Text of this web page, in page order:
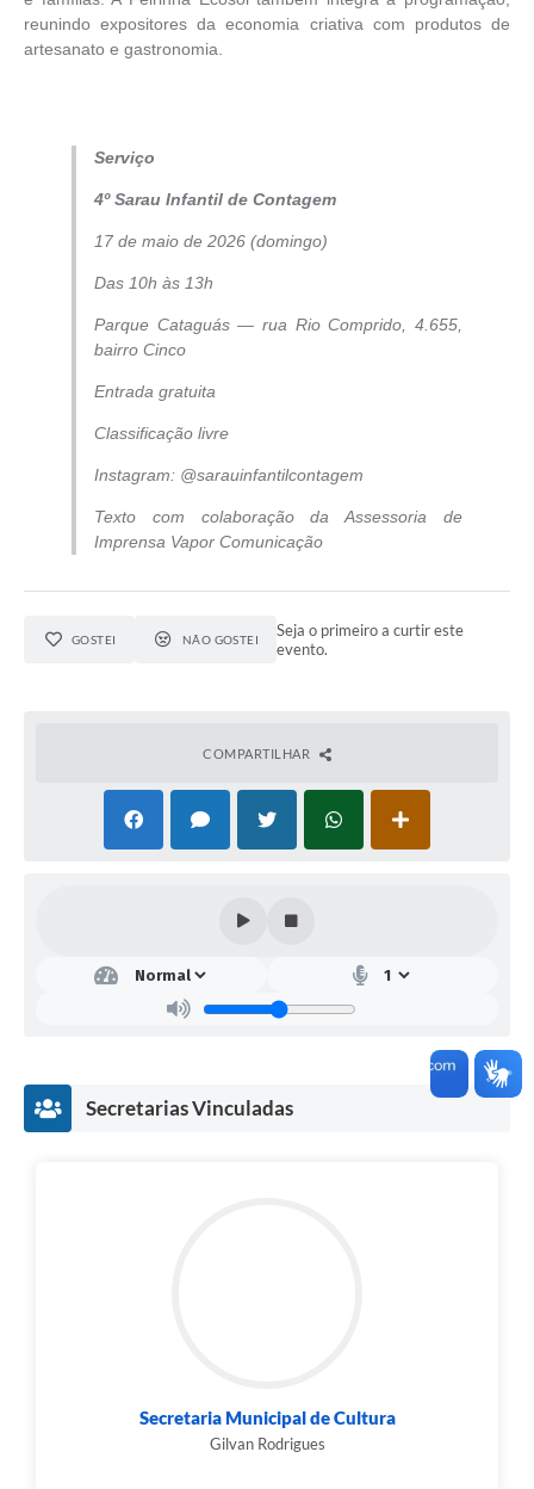
reunindo expositores da economia criativa com produtos de
artesanato e gastronomia.
Serviço
4º Sarau Infantil de Contagem
17 de maio de 2026 (domingo)
Das 10h às 13h
Parque Cataguás — rua Rio Comprido, 4.655,
bairro Cinco
Entrada gratuita
Classificação livre
Instagram: @sarauinfantilcontagem
Texto com colaboração da Assessoria de
Imprensa Vapor Comunicação
GOSTEI NÃO GOSTEI
Seja o primeiro a curtir este
evento.
COMPARTILHAR
Secretarias Vinculadas
Secretaria Municipal de Cultura
Gilvan Rodrigues